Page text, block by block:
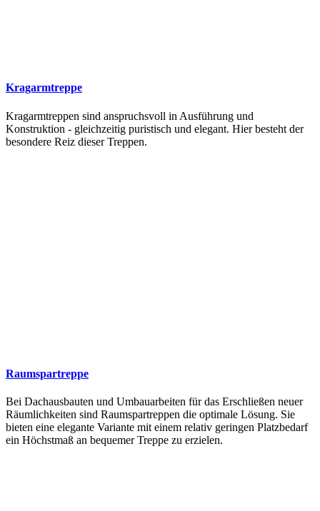
Kragarmtreppe
Kragarmtreppen sind anspruchsvoll in Ausführung und
Konstruktion - gleichzeitig puristisch und elegant. Hier besteht der
besondere Reiz dieser Treppen.
Raumspartreppe
Bei Dachausbauten und Umbauarbeiten für das Erschließen neuer
Räumlichkeiten sind Raumspartreppen die optimale Lösung. Sie
bieten eine elegante Variante mit einem relativ geringen Platzbedarf
ein Höchstmaß an bequemer Treppe zu erzielen.